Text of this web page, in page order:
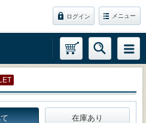
ログイン メニュー
在庫あり